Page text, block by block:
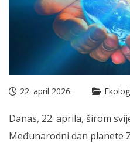
22. april 2026.
Danas, 22. aprila, širom
Međunarodni dan planete